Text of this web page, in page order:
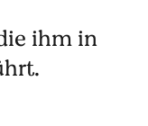
ihm in